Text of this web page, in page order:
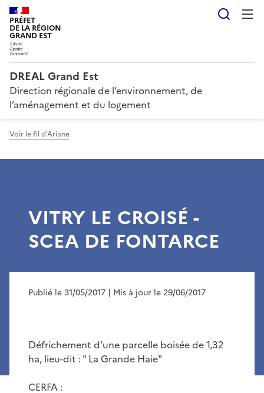
PRÉFET
DE LA RÉGION
GRAND EST
DREAL Grand Est
Direction régionale de l’environnement, de
l’aménagement et du logement
Voir le fil d'Ariane
VITRY LE CROISÉ -
SCEA DE FONTARCE
Publié le 31/05/2017 | Mis à jour le 29/06/2017
Défrichement d’une parcelle boisée de 1,32
ha, lieu-dit : " La Grande Haie"
CERFA :